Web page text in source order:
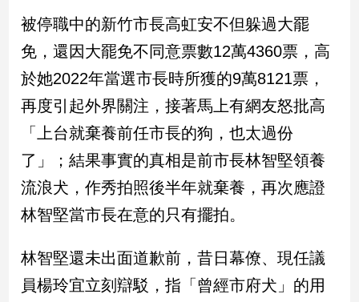
政
治
政
治
焦
觀
點
民
調
會
點
被停職中的新竹市長高虹安不但躲過大罷
免，還因大罷免不同意票數12萬4360票，高
於她2022年當選市長時所獲的9萬8121票，
再度引起外界關注，接著馬上有網友怒批高
「上台就棄養前任市長的狗，也太過份
了」；結果事實的真相是前市長林智堅領養
流浪犬，作秀拍照後半年就棄養，再次應證
林智堅當市長在意的只有擺拍。
林智堅還未出面道歉前，昔日幕僚、現任議
員楊玲宜立刻辯駁，指「曾經市府犬」的用